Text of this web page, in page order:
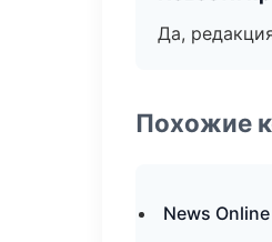
Да,
Похожие
News